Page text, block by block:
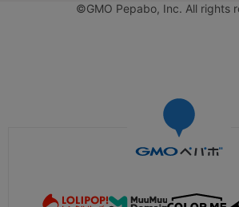
©GMO Pepabo, Inc. All rights